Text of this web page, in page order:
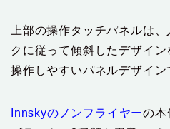
上部の操作タッチパネルは
クに従って傾斜したデザイ
操作しやすいパネルデザイン
Innskyのノンフライヤーの本